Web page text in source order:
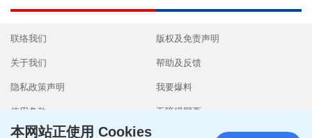
联络我们
关于我们
隐私政策声明
使用条款
版权及免责声明
帮助及反馈
我要爆料
无障碍网页
本网站正使用 Cookies